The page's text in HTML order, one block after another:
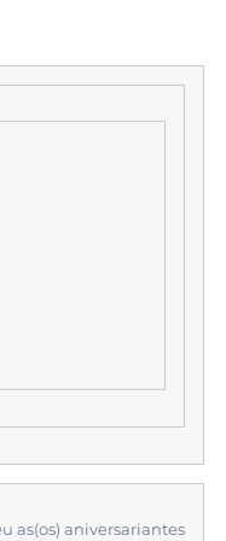
as(os) aniversariantes